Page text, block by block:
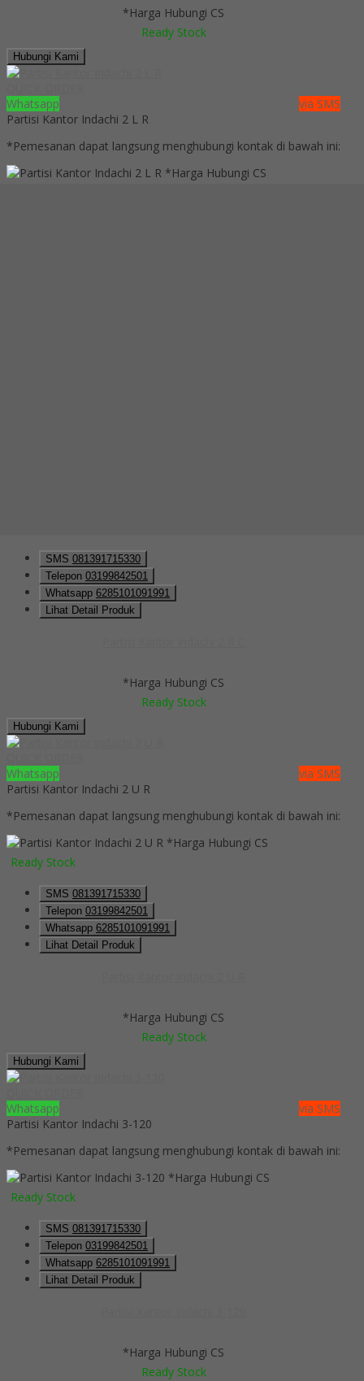
*Harga Hubungi CS
Ready Stock
Hubungi Kami
Whatsapp
via SMS
Partisi Kantor Indachi 2 L R
*Pemesanan dapat langsung menghubungi kontak di bawah ini:
*Harga Hubungi CS
SMS 081391715330
Telepon 03199842501
Whatsapp 6285101091991
Lihat Detail Produk
*Harga Hubungi CS
Ready Stock
Hubungi Kami
Whatsapp
via SMS
Partisi Kantor Indachi 2 U R
*Pemesanan dapat langsung menghubungi kontak di bawah ini:
*Harga Hubungi CS
Ready Stock
SMS 081391715330
Telepon 03199842501
Whatsapp 6285101091991
Lihat Detail Produk
*Harga Hubungi CS
Ready Stock
Hubungi Kami
Whatsapp
via SMS
Partisi Kantor Indachi 3-120
*Pemesanan dapat langsung menghubungi kontak di bawah ini:
*Harga Hubungi CS
Ready Stock
SMS 081391715330
Telepon 03199842501
Whatsapp 6285101091991
Lihat Detail Produk
*Harga Hubungi CS
Ready Stock